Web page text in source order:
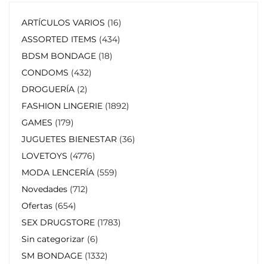
ARTÍCULOS VARIOS 16
ASSORTED ITEMS 434
BDSM BONDAGE 18
CONDOMS 432
DROGUERÍA 2
FASHION LINGERIE 1892
GAMES 179
JUGUETES BIENESTAR 36
LOVETOYS 4776
MODA LENCERÍA 559
Novedades 712
Ofertas 654
SEX DRUGSTORE 1783
Sin categorizar 6
SM BONDAGE 1332